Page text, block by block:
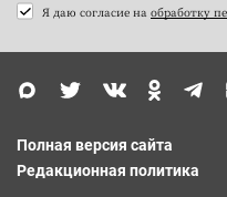
Я даю согласие на обработку
Полная версия сайта
Редакционная политика